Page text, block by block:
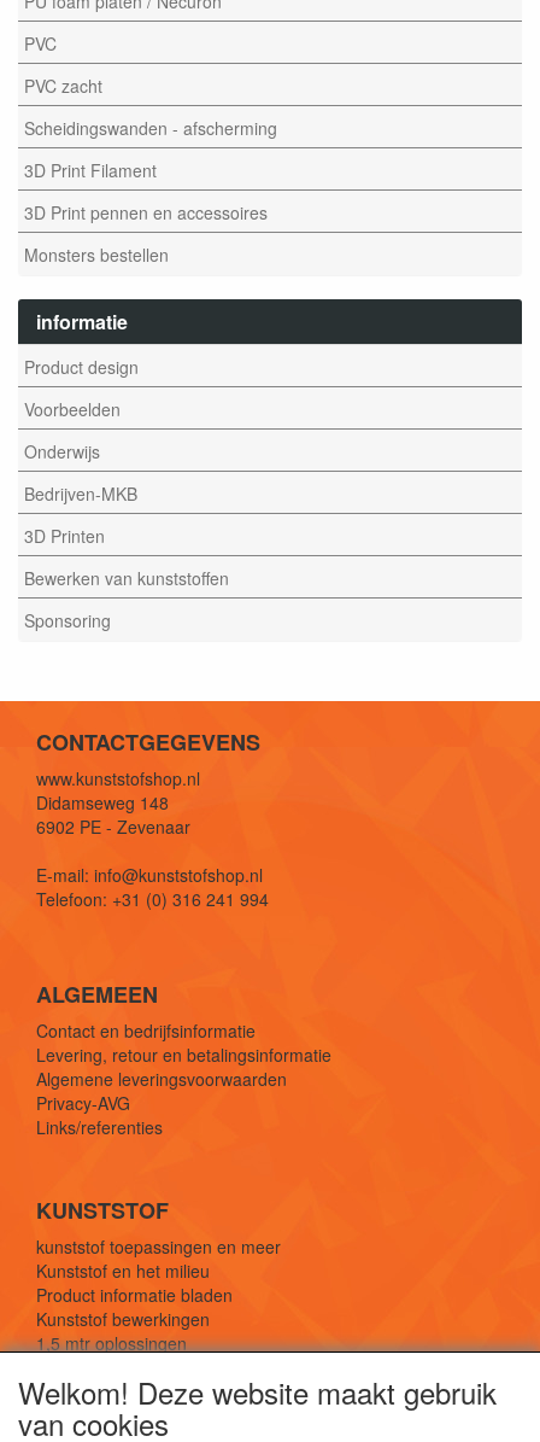
PVC
PVC zacht
Scheidingswanden - afscherming
3D Print Filament
3D Print pennen en accessoires
Monsters bestellen
informatie
Product design
Voorbeelden
Onderwijs
Bedrijven-MKB
3D Printen
Bewerken van kunststoffen
Sponsoring
CONTACTGEGEVENS
www.kunststofshop.nl
Didamseweg 148
6902 PE - Zevenaar
E-mail: info@kunststofshop.nl
Telefoon: +31 (0) 316 241 994
ALGEMEEN
Contact en bedrijfsinformatie
Levering, retour en betalingsinformatie
Algemene leveringsvoorwaarden
Privacy-AVG
Links/referenties
KUNSTSTOF
kunststof toepassingen en meer
Kunststof en het milieu
Product informatie bladen
Kunststof bewerkingen
1,5 mtr oplossingen
Welkom! Deze website maakt gebruik
van cookies